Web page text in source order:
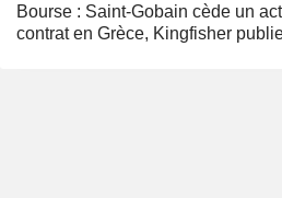
Bourse : Saint-Gobain cède un
contrat en Grèce, Kingfisher